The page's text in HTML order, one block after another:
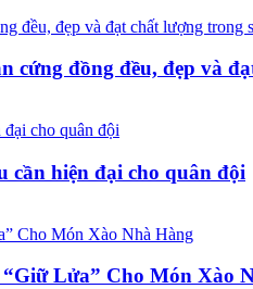
cứng đồng đều, đẹp và
cần hiện đại cho quân đội
Lửa” Cho Món Xào